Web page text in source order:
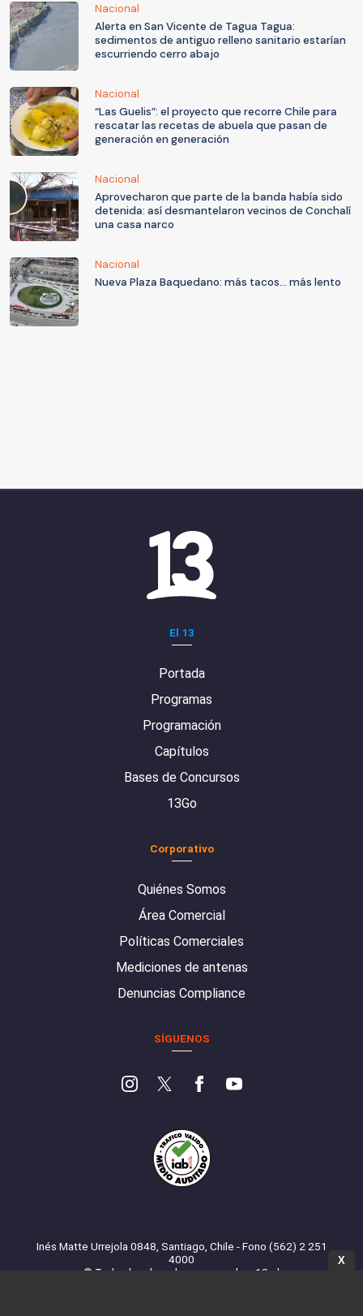
Nacional
Alerta en San Vicente de Tagua Tagua:
sedimentos de antiguo relleno sanitario estarían
escurriendo cerro abajo
Nacional
“Las Guelis”: el proyecto que recorre Chile para
rescatar las recetas de abuela que pasan de
generación en generación
Nacional
Aprovecharon que parte de la banda había sido
detenida: así desmantelaron vecinos de Conchalí
una casa narco
Nacional
Nueva Plaza Baquedano: más tacos... más lento
El 13
Portada
Programas
Programación
Capítulos
Bases de Concursos
13Go
Corporativo
Quiénes Somos
Área Comercial
Políticas Comerciales
Mediciones de antenas
Denuncias Compliance
SÍGUENOS
Inés Matte Urrejola 0848, Santiago, Chile - Fono (562) 2 251
4000
© Todos los derechos reservados. 13.cl
X